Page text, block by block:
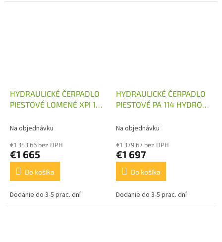
HYDRAULICKÉ ČERPADLO
PIESTOVÉ LOMENÉ XPI 130
Na objednávku
€1 353,66 bez DPH
€1 665
Do košíka
Dodanie do 3-5 prac. dní
HYDRAULICKÉ ČERPADLO
PIESTOVÉ PA 114 HYDRO
Na objednávku
€1 379,67 bez DPH
€1 697
Do košíka
Dodanie do 3-5 prac. dní